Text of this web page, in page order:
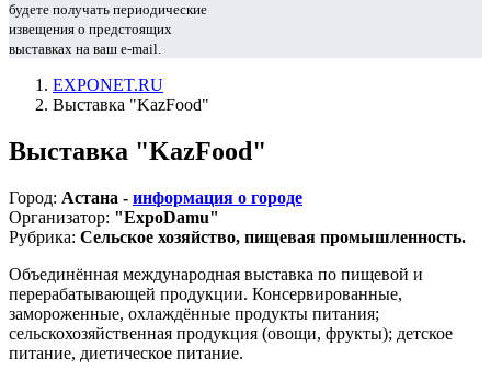
будете получать периодические
извещения о предстоящих
выставках на ваш e-mail.
EXPONET.RU
Выставка "KazFood"
Выставка "KazFood"
Город: Астана - информация о городе
Организатор: "ExpoDamu"
Рубрика: Сельское хозяйство, пищевая промышленность.
Объединённая международная выставка по пищевой и
перерабатывающей продукции. Консервированные,
замороженные, охлаждённые продукты питания;
сельскохозяйственная продукция (овощи, фрукты); детское
питание, диетическое питание.